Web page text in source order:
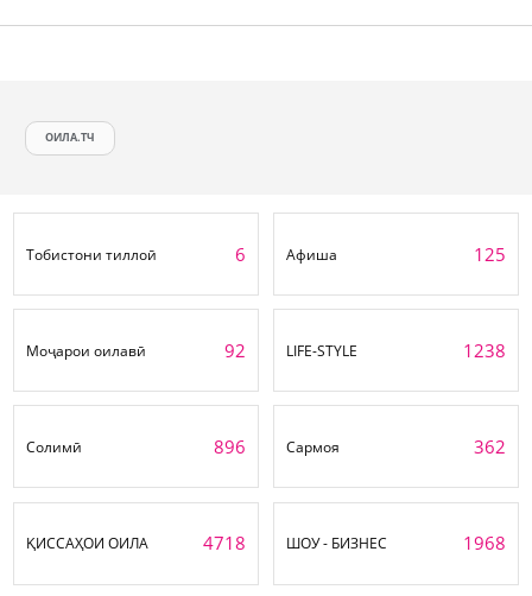
ОИЛА.ТЧ
Тобистони тиллоӣ 6 Афиша 125
Моҷарои оилавӣ 92 LIFE-STYLE 1238
Солимӣ 896 Сармоя 362
ҚИССАҲОИ ОИЛА 4718 ШОУ - БИЗНЕС 1968